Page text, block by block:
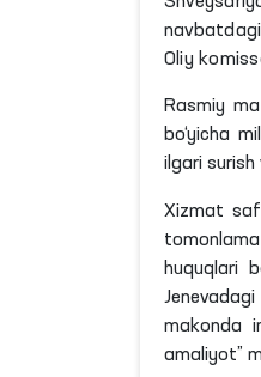
Oliy
Rasmiy
bo‘yicha
ilgari surish
Xizmat
tomonlama
huquqlari
Jenevadagi
makonda
amaliyot”